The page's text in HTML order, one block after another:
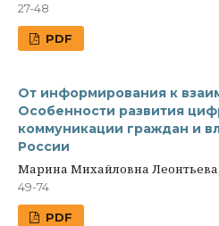
27-48
PDF
От информирования к
Особенности развития
коммуникации граждан и
России
Марина Михайловна
49-74
PDF